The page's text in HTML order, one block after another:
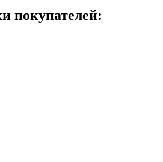
покупателей: